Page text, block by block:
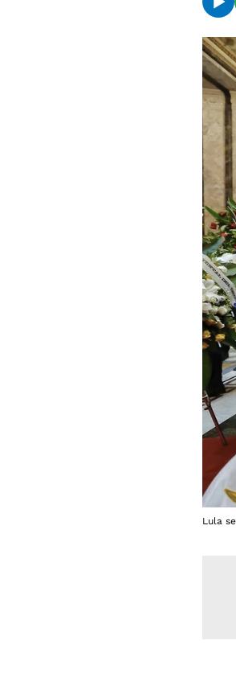
Lula